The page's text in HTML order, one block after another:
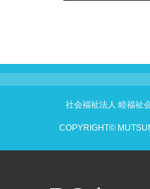
社会福祉法人 睦福
COPYRIGHT©